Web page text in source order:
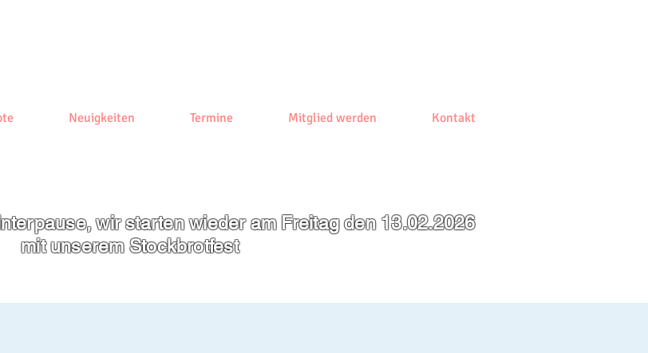
Neuigkeiten Termine Mitglied werden Kontakt
wir starten wieder am Freitag den 13.02.2026
mit unserem Stockbrotfest